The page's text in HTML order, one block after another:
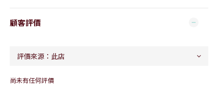
顧客評價
尚未有任何評價